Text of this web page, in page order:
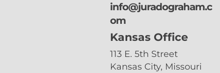
info@juradograham.c
om
Kansas Office
113 E. 5th Street
Kansas City, Missouri